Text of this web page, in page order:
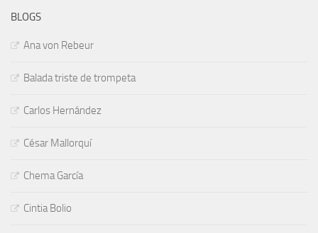
BLOGS
Ana von Rebeur
Balada triste de trompeta
Carlos Hernández
César Mallorquí
Chema García
Cintia Bolio